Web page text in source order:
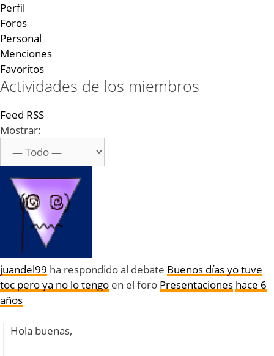
Perfil
Foros
Personal
Menciones
Favoritos
Actividades de los miembros
Feed RSS
Mostrar:
juandel99 ha respondido al debate Buenos días yo tuve
toc pero ya no lo tengo en el foro Presentaciones hace 6
años
Hola buenas,